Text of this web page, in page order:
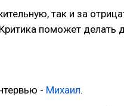
так и за
поможет делать
- Михаил.